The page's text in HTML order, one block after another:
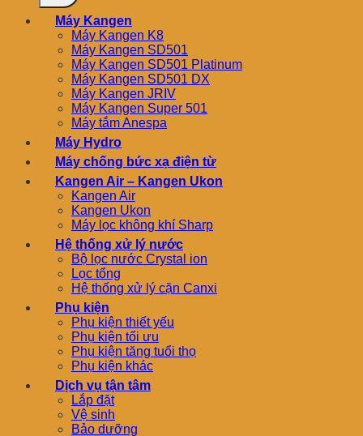
Máy Kangen
Máy Kangen K8
Máy Kangen SD501
Máy Kangen SD501 Platinum
Máy Kangen SD501 DX
Máy Kangen JRIV
Máy Kangen Super 501
Máy tắm Anespa
Máy Hydro
Máy chống bức xạ điện từ
Kangen Air – Kangen Ukon
Kangen Air
Kangen Ukon
Máy lọc không khí Sharp
Hệ thống xử lý nước
Bộ lọc nước Crystal ion
Lọc tổng
Hệ thống xử lý cặn Canxi
Phụ kiện
Phụ kiện thiết yếu
Phụ kiện tối ưu
Phụ kiện tăng tuổi thọ
Phụ kiện khác
Dịch vụ tận tâm
Lắp đặt
Vệ sinh
Bảo dưỡng